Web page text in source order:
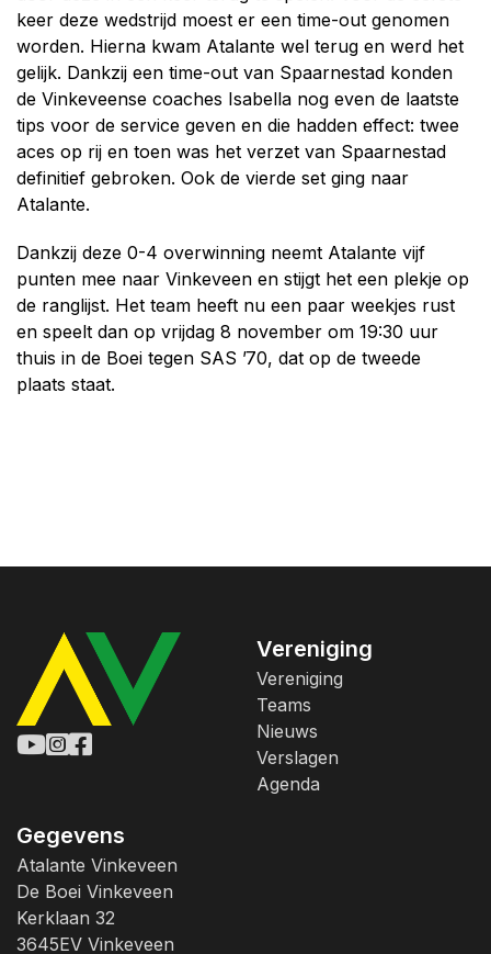
keer deze wedstrijd moest er een time-out genomen
worden. Hierna kwam Atalante wel terug en werd het
gelijk. Dankzij een time-out van Spaarnestad konden
de Vinkeveense coaches Isabella nog even de laatste
tips voor de service geven en die hadden effect: twee
aces op rij en toen was het verzet van Spaarnestad
definitief gebroken. Ook de vierde set ging naar
Atalante.
Dankzij deze 0-4 overwinning neemt Atalante vijf
punten mee naar Vinkeveen en stijgt het een plekje op
de ranglijst. Het team heeft nu een paar weekjes rust
en speelt dan op vrijdag 8 november om 19:30 uur
thuis in de Boei tegen SAS ’70, dat op de tweede
plaats staat.
Vereniging
Vereniging
Teams
Nieuws
Verslagen
Agenda
Gegevens
Atalante Vinkeveen
De Boei Vinkeveen
Kerklaan 32
3645EV Vinkeveen